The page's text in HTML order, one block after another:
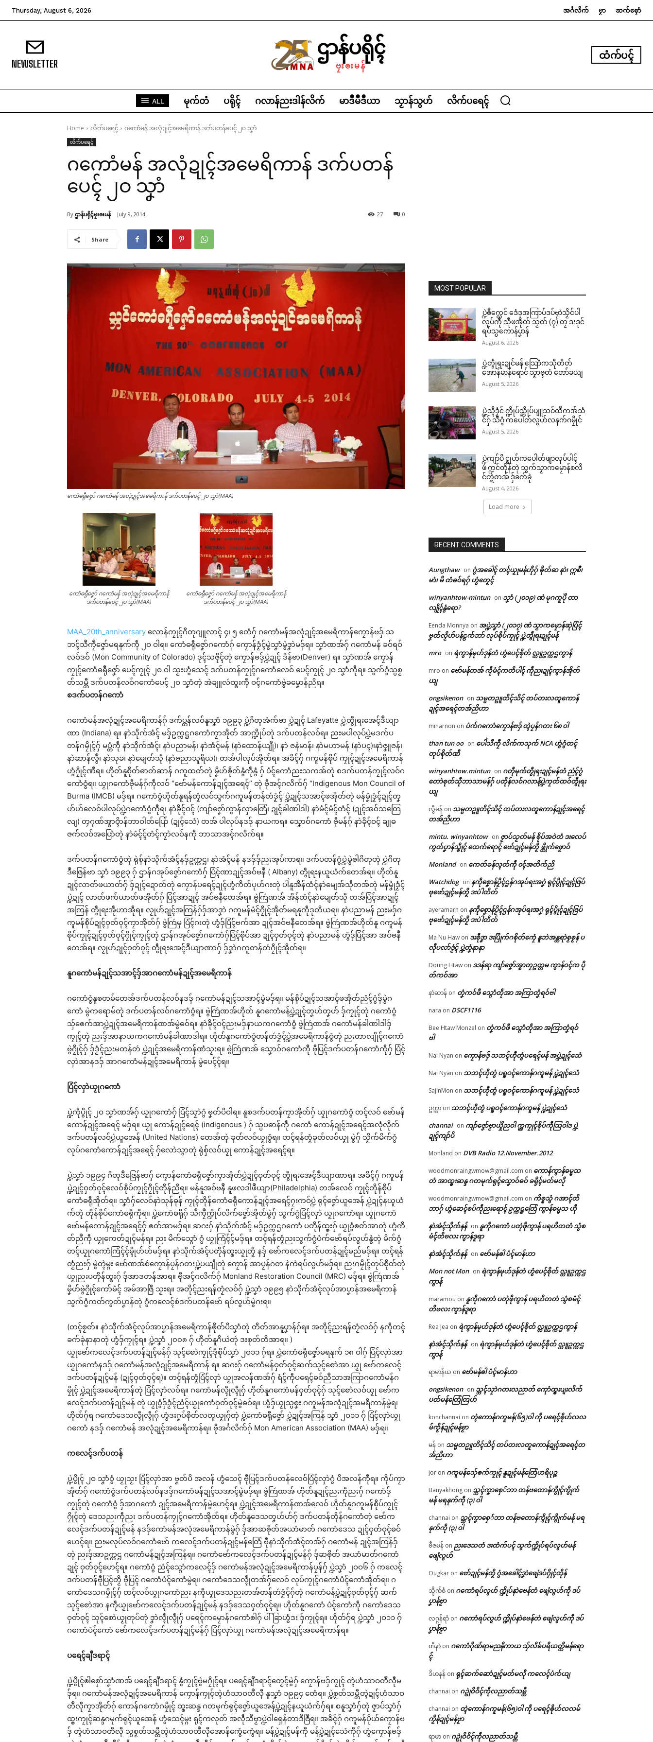
ဌာန်ပရိုၚ်ဗၠးၜးမန်
ရုဲစှ်
ပရိုၚ်လက္ကရဴအိုတ်
🏛 လညာတ်ပါ်ပဲါ
ညးဒါန်လိက်
ကေတ်အဆက်
© ဌာန်ပရိုၚ်ဗၠးၜးမန်
Related
မန်ပ္ဍဲ မန်မ္ၚး သ္ဒးဒှ်မွဲမှပ် မွဲ
ကသပ်ရောၚ်
In "လိက်ပရေၚ်"
တင်ရန်တၟအ် တ္ၚဲကောန်ဂ
ကူမန် လ္ပကဵုဗၠးတိတ်အာ
ဂကောံညးဗြဴမန် အလုံဍုၚ်
အမေရိကာန် ကၠောန်ဗဒှ်
Thursday, August 6, 2026 အၚ်္ဂလိက် ဗၟာ ဆက်စၠောံ
NEWSLETTER
ဌာန်ပရိုၚ်
ဗၠးၜးမန်
ထံက်ပၚ်
ALL မုက်တံ ပရိုၚ် ဂလာန်ညးဒါန်လိက် မာဒဳမဳဒဳယာ သၟာန်သွဟ် လိက်ပရေၚ်
Home လိက်ပရေၚ် ဂကောံမန် အလုံဍုၚ်အမေရိကာန် ဒက်ပတန်ပေၚ် ၂ဝ သၞာံ
လိက်ပရေၚ်
ဂကောံမန် အလုံဍုၚ်အမေရိကာန် ဒက်ပတန်
ပေၚ် ၂ဝ သၞာံ
By ဌာန်ပရိုၚ်ဗၠးၜးမန် July 9, 2014 0
27
Share
ကောံဓရီုဇၞော် ဂကောံမန် အလုံဍုၚ်အမေရိကာန် ဒက်ပတန်ပေၚ် ၂ဝ သၞာံ(MAA)
ကောံဓရီုဇၞော် ဂကောံမန် အလုံဍုၚ်အမေရိကာန်
ဒက်ပတန်ပေၚ် ၂ဝ သၞာံ(MAA)
ကောံဓရီုဇၞော် ဂကောံမန် အလုံဍုၚ်အမေရိကာန်
ဒက်ပတန်ပေၚ် ၂ဝ သၞာံ(MAA)
MAA_20th_anniversary လောန်ကၠုၚ်ဂိတုဂျူလာၚ် ၄၊ ၅ တေံဂှ် ဂကောံမန်အလုံဍုၚ်အမေရိကာန်ကၠောန်ဗဒှ် သ
ဘၚ်သဳကၠဳဇၞော်မရနုက်ကဵု ၂ဝ ဝါရ။ ကောံဓရီုဇၞော်ဂကောံဂှ် ကၠောန်ဒၟံၚ်မွဲသၞာံမွဲဒၞာဲမဒှ်ရ။ သၞာံဏအ်ဂှ် ဂကောံမန် ခဝ်ရဝ်
လဝ်ဒဝ် (Mon Community of Colorado) ဒုၚ်သဇိုၚ်တုဲ ကၠောန်ဗဒှ်ပ္ဍဲဍုၚ် ဒိန်ဗာ(Denver) ရ။ သၞာံဏအ် ကၠောန်
ကၠုၚ်ကောံဓရီုဇၞော် ပေၚ်ကၠုၚ် ၂ဝ ဝါ သၟးဟွံသေၚ် ဒက်ပတန်ကၠုၚ်ဂကောံလေဝ် ပေၚ်ကၠုၚ် ၂ဝ သၞာံကီုရ။ သွက်ဂွံသ္ပစၟ
တ်သမ္တီ ဒက်ပတန်လဝ်ဂကောံပေၚ် ၂ဝ သၞာံတုဲ အဲချူလဴထ္ၜးကဵု ဝၚ်ဂကောံဗွဲခမၞောန်ညိရ။
စဒက်ပတန်ဂကောံ
ဂကောံမန်အလုံဍုၚ်အမေရိကာန်ဂှ် ဒက်ပ္တန်လဝ်နူသၞာံ ၁၉၉၃ ပ္ဍဲဂိတုအံက်ဗာ ပ္ဍဲဍုၚ် Lafeyatte ပ္ဍဲတွဵုရးအေၚ်ဒဳယျာ
ဏာ (Indiana) ရ။ နာဲသိုက်အံၚ် မဒှ်ဥက္ကဋ္ဌဂကောံကၠာအိုတ် အာက္ဍိုပ်တုဲ ဒက်ပတန်လဝ်ရ။ ညးမပါလုပ်ပ္ဍဲမဒက်ပ
တန်ဂမၠိုၚ်ဂှ် မပ္တံကဵု နာဲသိုက်အံၚ်၊ နာဲပညာမန်၊ နာဲအံၚ်မန် (နာဲထောန်ယျဳု)၊ နာဲ ဇနဲမာန်၊ နာဲမဟာမန် (နာဲပၚ)၊နာဲဇၞူဇန်၊
နာဲဆာန်လွဳ၊ နာဲသုခ၊ နာဲမျေတ်သဵု (နာဲဗညာသူရိယ)၊ တအ်ပါလုပ်အိုတ်ရ။ အခိၚ်ဂှ် ဂကူမန်စိုပ် ကၠုၚ်ဍုၚ်အမေရိကာန်
ဟွံဂၠိုၚ်ဏီရ။ ဟိုတ်နူစိုတ်ဓာတ်ဆာန် ဂကူထတ်တုဲ မၞိဟ်ၜိုတ်နွံကဵုနွံ ဂှ် ပံၚ်ကောံညးသကအ်တုဲ စဒက်ပတန်ကၠုၚ်လဝ်ဂ
ကောံဝွံရ။ ယၟုဂကောံဗီုမန်ဂှ်ကဵုလဝ် “ဗော်မန်ကောန်ဍုၚ်အရေၚ်” တုဲ ဗီုအၚ်ဂလိက်ဂှ် “Indigenous Mon Council of
Burma (IMCB) မဒှ်ရ။ ဂကောံဝွံဟိုတ်နူရန်တၟံလဝ်သွက်ဂကူမန်တန်တဴဒၟံၚ် ပ္ဍဲဍုၚ်သအာၚ်ဖအိုတ်တုဲ မန်မၞုံဒၟံၚ်ဍုၚ်တၞ
ဟ်ဟ်လေဝ်ပါလုပ်ပ္ဍဲဂကောံဝွံကီုရ၊ နာဲခိုၚ်ဝၚ် (ကျာ်ဇၞော်ကွာန်လှာတြေံ၊ ဍုၚ်ခါဏါဒါ) နာဲမံၚ်မံၚ်တံၚ် (ဍုၚ်အဝ်သတြေ
လျ) တၠဂုဏ်အ္စာဝ္ၚိာန်ဘာဝါတ်ပြော် (ဍုၚ်သေံ) တအ် ပါလုပ်နဒဒှ် နာယကရ။ သၞောဝ်ဂကောံ ဗီုမန်ဂှ် နာဲခိုၚ်ဝၚ် ချုဓ
ဇက်လဝ်အပြောံတုဲ နာဲမံၚ်ၚ်တံၚ်ကၠာဲလဝ်နကဵု ဘာသာအၚ်ဂလိက်ရ။
ဒက်ပတန်ဂကောံဝွံတုဲ ရုဲစှ်နာဲသိုက်အံၚ်နဒှ်ဥက္ကဌ၊ နာဲအံၚ်မန် နဒဒှ်ဒှ်ညးအုပ်ကာရ။ ဒက်ပတန်ဂွံပ္ဍဲမွဲၜါဂိတုတုဲ ပ္ဍဲဂိတု
ဒဳဇြေန်ဗာ သၞာံ ၁၉၉၃ ဂှ် ဌာန်ဂအုပ်ဇၞော်ဂကောံဂှ် ပြံၚ်ဏာဍုၚ်အဝ်ဗနဳ ( Albany) တွဵုရးနယူယံက်တေအ်ရ။ ဟိုတ်နူ
ဍုၚ်လာတ်ဖယာတ်ဂှ် ဒှ်ဍုၚ်ဍောတ်တုဲ ကၠောန်ပရေၚ်ဍုၚ်ဟွံကိတ်ပုဟ်ဂးတုဲ ပါဲနူအိန်ထံၚ်နာဲမျေအ်သဵုတအ်တုဲ မန်မၞုံဒၟံၚ်
ပ္ဍဲဍုၚ် လာတ်ဖက်ယာတ်ဖအိုတ်ဂှ် ပြံၚ်အာဍုၚ် အဝ်ဗနဳတေအ်ရ။ ဗွဲကြဴဏအ် အိန်ထံၚ်နာဲမျေတ်သဵု တအ်ပြံၚ်အာဍုၚ်
အကြန် တွဵုရးအဵုဟာအဵုရ။ လၟုဟ်ဍုၚ်အကြန်ဂှ်ဒှ်အာဒၞာဲ ဂကူမန်မံၚ်ဂၠိုၚ်အိုတ်မရနုကဵုဒုတိယရ။ နာဲပညာမန် ညးမဒှ်ဂ
ကူမန်စိုပ်ဍုၚ်ဝှတ်ဝုၚ်ကၠာအိုတ်ဂှ် ဗွဲကြဴမှ ပြံၚ်ဂးတုဲ ဟွံဒှ်ပြံၚ်ဗက်အာ ဍုၚ်အဝ်ဗနဳတေအ်ရ။ ဗွဲကြဴဏအ်ဟိုတ်နူ ဂကူမန်
စိုပ်ကၠုၚ်ဍုၚ်ဝှတ်ဝုၚ်ဂၠိုၚ်ကၠုၚ်တုဲ ဌာန်ဂအုပ်ဇၞော်ဂကောံဂှ်ပြံၚ်စိုပ်အာ ဍုၚ်ဝှတ်ဝုၚ်တုဲ နာဲပညာမန် ဟွံဒှ်ပြံၚ်အာ အဝ်ဗနဳ
တေအ်ရ။ လၟုဟ်ဍုၚ်ဝှတ်ဝုၚ် တွဵုရးအေၚ်ဒဳယျာဏာဂှ် ဒှ်ဒၞာဲဂကူတန်တဴဂၠိုၚ်အိုတ်ရ။
နူဂကောံမန်ဍုၚ်သအာၚ်ဒှ်အာဂကောံမန်ဍုၚ်အမေရိကာန်
ဂကောံဝွံနူစတမ်တေအ်ဒက်ပတန်လဝ်နဒဒှ် ဂကောံမန်ဍုၚ်သအာၚ်မွဲမဒှ်ရ။ မန်စိုပ်ဍုၚ်သအာၚ်ဖအိုတ်ညံၚ်ဂွံဒှ်မွဲဂ
ကောံ မွဲကရောမ်တုဲ ဒက်ပတန်လဝ်ဂကောံဝွံရ။ ဗွဲကြဴဏအ်ဟိုတ် နူဂကောံမန်ပ္ဍဲဍုၚ်တၞဟ်တၞဟ် ဒှ်ကၠုၚ်တုဲ ဂကောံဝွံ
သှ်ၜေက်အာပ္ဍဲဍုၚ်အမေရိကာန်ဏအ်မွဲဓဝ်ရ။ နာဲခိုၚ်ဝၚ်ညးမဒှ်နာယကဂကောံဝွံ ဗွဲကြဴဏအ် ဂကောံမန်ခါဏါဒါဒှ်
ကၠုၚ်တုဲ ညးဒှ်အာနာယကဂကောံမန်ခါဏာဒါရ။ ဟိုတ်နူဂကောံဝွံတန်တဴဒၟံၚ်ပ္ဍဲအမေရိကာန်ဝွံတုဲ ညးတာလျိုၚ်ဂကောံ
ဗွဲဂၠိုၚ်ဂှ် ဒှ်ဒၟံၚ်ညးမတန်တဴ ပ္ဍဲဍုၚ်အမေရိကာန်ဏံသၟးရ။ ဗွဲကြဴဏအ် သၞောဝ်ဂကောံကီု ဗီုပြၚ်ဒက်ပတန်ဂကောံကီုဂှ် ပြံၚ်
လှာဲအာနဒဒှ် အာဂကောံမန်ဍုၚ်အမေရိကာန် မွဲပေၚ်ၚ်ရ။
ပြံၚ်လှာဲယၟုဂကောံ
ပ္ဍဲကဵုပွိုၚ် ၂ဝ သၞာံဏအ်ဂှ် ယၟုဂကောံဂှ် ပြံၚ်သၠာဲဂွံ ဗၞတ်ပိဝါရ။ နူစဒက်ပတန်ကၠာအိုတ်ဂှ် ယၟုဂကောံဝွံ တၚ်လဝ် ဗော်မန်
ကောန်ဍုၚ်အရေၚ် မဒှ်ရ။ ယၟု ကောန်ဍုၚ်ရေၚ် (indigenous ) ဂှ် သ္ပပဓာန်ကဵု ဂကောံ ကောန်ဍုၚ်အရေၚ်အလုံလိုက်
ဒက်ပတန်လဝ်ပ္ဍဲယူအေန် (United Nations) တေအ်တုဲ ခုတ်လဝ်ယၟုဝွံရ။ တၚ်ရန်တၟံခုတ်လဝ်ယၟု မွဲဂှ် သၟိက်မိက်ဂွံ
လုပ်ဂကောံကောန်ဍုၚ်အရေၚ် ဂှ်လောဲသွာတုဲ ရုဲစှ်လဝ်ယၟု ကောန်ဍုၚ်အရေၚ်ရ။
ပ္ဍဲသၞာံ ၁၉၉၄ ဂိတုဒဳဇြေန်ဗာဂှ် ကၠောန်ကောံဓရီုဇၞော်ကၠာအိုတ်ပ္ဍဲဍုၚ်ဝှတ်ဝုၚ် တွဵုရးအေၚ်ဒဳယျာဏာရ။ အခိၚ်ဂှ် ဂကူမန်
ပ္ဍဲဍုၚ်ဝှတ်ဝုၚ်လေဝ်စိုပ်ကၠုၚ်ဂၠိုၚ်တိုန်ညိရ။ မန်နူအဝ်ဗနဳ နူဖလဒါဖဳယျာ(Philadelphia) တအ်လေဝ် ကၠုၚ်တိုန်စိုပ်
ကောံဓရီုအိုတ်ရ။ သၞာံဂှ်လေဝ်နာဲသုန်ဓုန် ကၠုၚ်တိုန်ကောံဓရီုကောန်ဍုၚ်အရေၚ်ဂၠးကဝ်ပ္ဍဲ ရုၚ်ဇၞော်ယူအေန် ပ္ဍဲဍုၚ်နယူယံ
က်တုဲ တိုန်စိုပ်ကောံဓရီုကီုရ။ ပ္ဍဲကောံဓရီုဂှ် သဳကၠဳက္ဍိုပ်လိက်ဇၞော်အိုတ်မွဲဂှ် သွက်ဂွံပြံၚ်လှာဲ ယၟုဂကောံရ။ ယၟုဂကောံ
ဗော်မန်ကောန်ဍုၚ်အရေၚ်ဂှ် ၜတ်အာမဒှ်ရ။ ဆဂးဂှ် နာဲသိုက်အံၚ် မဒှ်ဥက္ကဌဂကောံ ပတိုန်ထ္ၜးဂှ် ယၟုဝွံၜတ်အာတုဲ ဟွံကိ
တ်ညဳကဵု ယၟုကေတ်ဍုၚ်မန်ရ။ ညး မိက်သ္ဂောံ ဂွံ ယၟုကြံၚ်ၚ်မဒှ်ရ။ တၚ်ရန်တၟံညးသွက်ဂွံပံက်ဗော်ရပ်လွဟ်နွံတုဲ မိက်ဂွံ
တၚ်ယၟုဂကောံကြံၚ်ၚ်မ္ၚိုဟ်ဟ်မဒှ်ရ။ နာဲသိုက်အံၚ်ပတိုန်ထ္ၜးယၟုတၟိ နဒှ် ဗော်ကလေၚ်ဒက်ပတန်ဍုၚ်မည်မဒှ်ရ။ တၚ်ရန်
တၟံညးဂှ် မွဲတ္ၚဲမ္ဂး ဗော်ဏအ်စဴကၠောန်ပၠန်ဂတးပ္ဍဲပယျဵုတုဲ ကၠောန် အာပၠန်ဂတ နဲကဲရပ်လွဟ်မဒှ်ရ။ ညးဂမၠိုၚ်တုပ်စိုတ်တုဲ
ယၟုညးပတိုန်ထ္ၜးဂှ် ဒှ်အာဒတန်အာရ။ ဗီုအၚ်ဂလိက်ဂှ် Monland Restoration Council (MRC) မဒှ်ရ။ ဗွဲကြဴဏအ်
မၞိဟ်ဗွဲဂၠိုၚ်ကော်မံၚ် အမ်အာဇြီ သၟးရ။ အတိုၚ်ညးရန်တၟံလဝ်ဂှ် ပ္ဍဲသၞာံ ၁၉၉၅ နာဲသိုက်အံၚ်လုပ်အာပၞာန်အမေရိကာန်
သွက်ဂွံကတ်ကွတ်ပၞာန်တုဲ ဂွံကလေၚ်စဴဒက်ပတန်ဗော် ရပ်လွဟ်မွဲဂးရ။
(တၚ်စၟတ်။ နာဲသိုက်အံၚ်လုပ်အာပၞာန်အမေရိကာန်ၜိုတ်ပိသၞာံတုဲ တိတ်အာနူပၞာန်ဂှ်ရ။ အတိုၚ်ညးရန်တၟံလဝ်ဂှ် နကဵုတၚ်
ခက်ခုဲနာနာတုဲ ဟွံဒှ်ကၠုၚ်ရ။ ပ္ဍဲသၞာံ ၂၀၀၈ ဂှ် ဟိုတ်နူဂိယဲတုဲ ဒးစုတ်တိအာရ။ )
ယၟုဗော်ကလေၚ်ဒက်ပတန်ဍုၚ်မန်ဂှ် သုၚ်စောဲကၠုၚ်ဒဵုစိုပ်သၞာံ ၂ဝ၁၁ ဂှ်ရ။ ပ္ဍဲကောံဓရီုဇၞော်မရနုက် ၁၈ ဝါဂှ် ပြံၚ်လှာဲအာ
ယၟုဂကောံနဒဒှ် ဂကောံမန်အလုံဍုၚ်အမေရိကာန် ရ။ ဆဂးဂှ် ဂကောံမန်ဝှတ်ဝုၚ်ဆက်သုၚ်စောဲအာ ယၟု ဗော်ကလေၚ်
ဒက်ပတန်ဍုၚ်မန် (ဍုၚ်ဝှတ်ဝုၚ်ရ)။ တၚ်ရန်တၟံပြံၚ်လှာဲ ယၟုအလန်ဏအ်ဂှ် ရံၚ်ကဵုပရေၚ်ဓဝ်ညဳသာအကြာဂကောံမန်ဂ
မၠိုၚ် ပ္ဍဲဍုၚ်အမေရိကာန်တုဲ ပြံၚ်လှာဲလဝ်ရ။ ဂကောံမန်လ္ၚဵုလ္ၚဵုဂှ် ဟိုတ်နူဂကောံမန်ဝှတ်ဝုၚ်ဂှ် သုၚ်စောဲလဝ်ယၟု ဗော်က
လေၚ်ဒက်ပတန်ဍုၚ်မန် တုဲ ယၟုဝွံဒှ်ဒၟံၚ်ညံၚ်ယၟုကောံဝှတ်ဝုၚ်မွဲဓဝ်ရ။ ဟွံဒှ်ယၟုသ္ပစၞး ဂကူမန်အလုံဍုၚ်အမရိကာန်မွဲရ၊
ဟိုတ်ဂှ်ရ ဂကောံဒေသလ္ၚဵုလ္ၚဵုဂှ် ဟွံဒးဂၞပ်စိုတ်လတူယၟုဂှ်တုဲ ပ္ဍဲကောံဓရီုဇၞော် ပ္ဍဲဍုၚ်အကြန် သၞာံ ၂ဝ၁၁ ဂှ် ပြံၚ်လှာဲယၟု
ဂကောံ နဒဒှ် ဂကောံမန် အလုံဍုၚ်အမေရိကာန်ရ။ ဗီုအၚ်္ဂလိက်ဂှ် Mon American Association (MAA) မဒှ်ရ။
ကလေၚ်ဒက်ပတန်
ပ္ဍဲပွိုၚ် ၂ဝ သၞာံဝွံ ယၟုသၟး ပြံၚ်လှာဲအာ ဗၞတ်ပိ အလန် ဟွံသေၚ် ဗီုပြၚ်ဒက်ပတန်လေဝ်ပြံၚ်လှာဲဂွံ ပိအလန်ကီုရ။ ကိုပ်ကၠာ
အိုတ်ဂှ် ဂကောံဝွံဒက်ပတန်လဝ်နဒဒှ်ဂကောံမန်ဍုၚ်သအာၚ်မွဲမဒှ်ရ။ ဗွဲကြဴဏအ် ဟိုတ်နူဍုၚ်ညးကဵုညးဂှ် ဂကောံဒှ်
ကၠုၚ်တုဲ ဂကောံဝွံ ဒှ်အာဂကောံ ဍုၚ်အမေရိကာန်မွဲဟေၚ်ရ။ ပ္ဍဲဍုၚ်အမေရိကာန်ဏအ်လေဝ် ဟိုတ်နူဂကူမန်စိုပ်ကၠုၚ်
ဂၠိုၚ်တုဲ ဒေသညးကဵုညး ဒက်ပတန်ကၠုၚ်ဂကောံအိုတ်ရ။ ဟိုတ်နူဒေသတၞဟ်ဟ်ဂှ် ဒက်ပတန်တိုန်ဂကောံတုဲ ဗော်က
လေၚ်ဒက်ပတန်ဍုၚ်မန် နဒဒှ်ကောံမန်အလုံအမေရိကာန်မွဲဂှ် ဒှ်အာဆၜိုတ်အယာံမာတ် ဂကောံဒေသ ဍုၚ်ဝှတ်ဝုၚ်ဓဝ်
ဟေၚ်ရ။ ညးမလုပ်လဝ်ဂကောံဗော် ကလေၚ်ဒက်ပတန်ဍုၚ်မန်တြေံ ဗီုနာဲသိုက်အံၚ်တအ်ဂှ် ဂကောံမန် ဍုၚ်အကြန်ဒှ်
တုဲ ညးဒှ်အာဥက္ကဌ ဂကောံမန်ဍုၚ်အကြန်ရ။ ဂကောံဗော်ကလေၚ်ဒက်ပတန်ဍုၚ်မန်ဂှ် ဒှ်ဆၜိုတ် အယာံမာတ်ဂကောံ
ဍုၚ် ဝှတ်ဝုၚ်ဟေၚ်ရ။ ဂကောံဝွံ ညံၚ်သ္ဂောံကလေၚ်ဒှ် ဂကောံမန်အလုံဍုၚ်အမေရိကာန်ပၠန်ဂှ် ပ္ဍဲသၞာံ ၂ဝဝ၆ ဂှ် ကလေၚ်
ဒက်ပတန်ဗီုပြၚ်တၟိ ဗီုပြၚ် ဂကောံပံၚ်ကောံမွဲရ။ ဂကောံဒေသလ္ၚဵုတအ်ဂှ်လေဝ် လုပ်ကၠုၚ်ဂကောံပံၚ်ကောံအိုတ်ရ။ ဂ
ကောံဒေသဂမၠိုၚ်ဂှ် တၚ်လဝ်ယၟုဂကောံညး နကဵုယၟုဒေသညးတအ်တန်တဴဒၟံၚ်ဂှ်တုဲ ဂကောံမန်ပ္ဍဲဍုၚ်ဝှတ်ဝုၚ်ဂှ် ဆက်
သုၚ်စောဲအာ နကဵုယၟုဗော်ကလေၚ်ဒက်ပတန်ဍုၚ်မန် နဒဒှ်ဒေသဝှတ်ဝုၚ်ရ။ ဟိုတ်နူဂကောံ ပံၚ်ကောံကဵု ဂကောံဒေသ
ဝှတ်ဝုၚ် သုၚ်စောဲယၟုတုပ်တုဲ ဒၞာဲလ္ၚဵုလ္ၚဵုဂှ် ပရေၚ်ကမၠောန်ဂကောံၜါဂှ် ပါ်ခြာဟွံဒး ဒှ်ကၠုၚ်ရ။ ဟိုတ်ဂှ်ရ ပ္ဍဲသၞာံ ၂ဝ၁၁ ဂှ်
ဂကောံပံၚ်ကောံ ဗော်ကလေၚ်ဒက်ပတန်ဍုၚ်မန်ဂှ် ပြံၚ်လှာဲယၟု ဂကောံမန်အလုံဍုၚ်အမေရိကာန်ရ။
ပရေၚ်ချဳဒရာၚ်
ပ္ဍဲပွိုၚ်ၜါစှော်သၞာံဏအ် ပရေၚ်ချဳဒရာၚ် နွံကၠုၚ်ဗွဲမဂၠိုၚ်ရ။ ပရေၚ်ချဳဒရာၚ်တၟေၚ်မွဲဂှ် ကၠောန်ဗဒှ်ကၠုၚ် တ္ၚဲဟံသာဝတဳလီုမ
ဒှ်ရ။ ဂကောံမန်အလုံဍုၚ်အမေရိကာန် ကၠောန်ကၠုၚ်တ္ၚဲဟံသာဝတဳလီု နူသၞာံ ၁၉၉၄ တေံရ။ ပ္ဍဲစၟတ်သမ္တီတ္ၚဲဍုၚ်ဟံသာဝ
တဳလီုကၠာအိုတ်ဂှ် ကောန်ဂကောံဂမၠိုၚ် ထ္ၜးဆန္ဒ ဂတမုက်ရုၚ်ဇၞော်ယူအေန်ပ္ဍဲဍုၚ်နယူယံက်ဂှ်ရ။ စနူသၞာံဂှ်တုဲ ဇၟာပ်သၞာံဂှ်
ထ္ၜးကၠုၚ်ဆန္ဒဂမုက်ရုၚ်ယူအေန် ဟွံသေၚ်မ္ဂး ရုၚ်ကလုတ် အလဵုသဳဗၟာပ္ဍဲဝါရှေန်တာဒဳဇြဳရ။ အခိၚ်ဂှ် ဂကူမန်ပိုယ်ကၠောန်ဗ
ဒှ် တ္ၚဲဟံသာဝတီလီု သ္ပစၟတ်သမ္တီတ္ၚဲဟံသာဝတဳလီုအောန်ကွေံကွေံရ။ မန်ပ္ဍဲဍုၚ်မန်ကီု မန်ပ္ဍဲဍုၚ်သေံကီုဂှ် ဟွံကၠောန်ဗဒှ်
MOST POPULAR
ပ္ဍဲၜဳက္လေင် ဒေံဒုအကြာပ်ဒပ်ဗၠာဲသၟိင်ပါ
လုပ်ကီု သီုဖအိုတ် သၟတ် (၇) တၠ ဒးဒုင်
ရပ်သ္ပကောန်ပၞာန်
August 6, 2026
ပ္ဍဲတွဵုရးဍုင်မန် သြောံကသီုတိတ်
အောန်မာန်ရောင် သၟာဗ္ၚတံ တော်ခယျ
August 5, 2026
ပ္ဍဲသ္ၚိဒၟံင် က္ဍိုပ်သ္ကိုပ်ပျူသဝ်ထဳကအ်သံ
င်ဂှ် သီဂွံ ကပေါတ်လွဟ်လနက်ဂမၠိုင်
August 5, 2026
ပ္ဍဲကျာ်ပိ င္ရုဟ်ကပေါတ်ဖျာလုပ်ပါၚ်
ဖဴ က္ဍင်တိုန်တုဲ သွက်သၟာကမၠောန်စလိ
င်တ္ရဲတအ် ဒှ်ခက်ခုဲ
August 4, 2026
Load more
RECENT COMMENTS
Aungthaw on ဂွံအခေါၚ် တၚ်ယၟုမန်ဟီုဂှ် ၜိုတ်ဆ နာဲ၊ ဣစဳ၊
မာံ၊ မိ တံဓဝ်ရဂှ် ဟွံတၟေၚ်
winyanhtow-mintun on သၞာံ (၂၀၁၉) ဏံ မုဂကူပိုဲ တာ
လျိုၚ်နွံရော?
Eenda Monnya on အပ္ဍဲသၞာံ (၂၀၁၇) ဏံ သၟာကမၠောန်ဆုဲပြံၚ်
ဗၞတ်လၟိဟ်ပန်ဠက်ဘာ် လုပ်စိုပ်ကၠုၚ် ပ္ဍဲတွဵုရးဍုၚ်မန်
mro on ရဲကွာန်မုဟ်ဒုန်တံ ဟွံပေၚ်စိုတ် လ္တူဥက္ကဌကွာန်
mro on ဗော်မန်တအ် ကဵုမံၚ်ကတိပါၚ် ကဵုညးဍုၚ်ကွာန်အိုတ်
ယျ
ongsikenon on သမ္မတဥူတိၚ်သိၚ် တပ်တးလတူကောန်
ဍုၚ်အရေၚ်တအ်ညိဟာ
minarnon on ပံက်ဂကောံကၠောန်ဗဒှ် တ္ၚဲပၠန်ဂတး ၆၈ ဝါ
than tun oo on ပေါဲသဳကၠဳ လိက်ကသုက် NCA ဟွံဂွံတၚ်
တုပ်စိုတ်ဏီ
winyanhtow.mintun on ဂတဵုမုက်တွဵုရးဍုၚ်မန်တံ ညံၚ်ဂွံ
တောဲစုတ်သီုဘာသာမန်ဂှ် ပတိုန်လဝ်ဂလာန်ပ္ဍဲကၠတ်ထဝ်တွဵုရး
ယျ
လွီမန် on သမ္မတဥူတိၚ်သိၚ် တပ်တးလတူကောန်ဍုၚ်အရေၚ်
တအ်ညိဟာ
mintu. winyanhtow on ဇၟာပ်သၟတ်မန် စိုပ်အဝဲတံ ဒးလေပ်
ကွတ်ပၞာန်သ္ဇိုၚ် ထေက်ရောၚ် ဗော်ဍုၚ်မန်တၟိ ဖ္တိုက်ဖၟောဝ်
Monland on ကေတ်ခန်လ္ၚတ်ကဵု ၀ၚ်အတိက်ညိ
Watchdog on နကဵုစၞောန်ပၟိၚ်ဌန်ဂအုပ်ရးအဂၞဲ ရုၚ်ပွိုၚ်ဍုၚ်ဇြပ်
ဗုဗော်ဍုၚ်မန်တၟိ ဒးပဲါတိတ်
ayeramarn on နကဵုစၞောန်ပၟိၚ်ဌန်ဂအုပ်ရးအဂၞဲ ရုၚ်ပွိုၚ်ဍုၚ်ဇြပ်
ဗုဗော်ဍုၚ်မန်တၟိ ဒးပဲါတိတ်
Ma Nu Haw on ဒးစဵုဒၞာ ဒးပြိုက်ဂစိုတ်ကၠေံ နူဘဲအန္တရာဲစၟစၟန် ပ
လီုပလာ်ဒၟံၚ် ပ္ဍဲတၞံနာနာ
Doung Htaw on ဒဒန်ဆု ကျာ်ဇၞော်အ္စာတၠဥတ္တမ ကွာန်ဝၚ်က ပို
တ်ကဝ်အာ
နာဲဆာန် on တၞံကဝ်ဖီ သ္ဂောံတဵုအာ အကြာတၞံရဝ်ဗါ
nara on DSCF1116
Bee Htaw Monzel on တၞံကဝ်ဖီ သ္ဂောံတဵုအာ အကြာတၞံရဝ်
ဗါ
Nai Nyan on ကၠောန်ဗဒှ် သဘၚ်ဟီုတွံပရေၚ်မန် အပ္ဍဲဍုၚ်သေံ
Nai Nyan on သဘၚ်ဟီုတွံ ပရူဝၚ်ကောန်ဂကူမန် ပ္ဍဲဍုၚ်သေံ
SajinMon on သဘၚ်ဟီုတွံ ပရူဝၚ်ကောန်ဂကူမန် ပ္ဍဲဍုၚ်သေံ
ဥက္ကာ on သဘၚ်ဟီုတွံ ပရူဝၚ်ကောန်ဂကူမန် ပ္ဍဲဍုၚ်သေံ
channai on ကျာ်ဇၞော်ဗၟာယှိုဲညဝါ က္ညကၠုၚ်စိုပ်ကဵုသြဝါဒ ပ္ဍဲ
ဍုၚ်ကျာ်ပိ
Monland on DVB Radio 12.November.2012
woodmonraingwmow@gmail.com on ကောန်ကွာန်ဓမ္မသ
တံ အာထ္ၜးဆန္ဒ ဂတမုက်ရုၚ်သၞောဝ်ဓဝ် ခရိုၚ်မတ်မလီု
woodmonraingwmow@gmail.com on ကိစ္စသွံ ဂအာၚ်တိ
ဘာဂှ် ဟွံဆေၚ်စပ်ကဵုညးရောၚ် ဥက္ကဋ္ဌတြေံ ကွာန်ဓမ္မသ ဟီု
နာဲအံၚ်သိုက်နန် on နူကဵုဂကောံ ပတုဲဖဵုကွာန် ပရဟိတတံ သွံစ
မံၚ်တိဗလး ကွာန်ဒူရာ
နာဲအံၚ်သိုက်နန် on ဗော်မန်ၜါ ပံၚ်မာန်ဟာ
Mon not Mon on ရဲကွာန်မုဟ်ဒုန်တံ ဟွံပေၚ်စိုတ် လ္တူဥက္ကဌ
ကွာန်
maramou on နူကဵုဂကောံ ပတုဲဖဵုကွာန် ပရဟိတတံ သွံစမံၚ်
တိဗလး ကွာန်ဒူရာ
Rea Jea on ရဲကွာန်မုဟ်ဒုန်တံ ဟွံပေၚ်စိုတ် လ္တူဥက္ကဌကွာန်
နာဲအံၚ်သိုက်နန် on ရဲကွာန်မုဟ်ဒုန်တံ ဟွံပေၚ်စိုတ် လ္တူဥက္ကဌ
ကွာန်
ရာမာန်ယ on ဗော်မန်ၜါ ပံၚ်မာန်ဟာ
ongsikenon on သ္ဘၚ်သၠာဲဂတးလညာတ် ကေုာံထ္ၜးပျးလိက်
ပတ်မန်တြေံတြဟ်
konchannai on တ္ၚဲကောန်ဂကူမန်(၆၅)ဝါ ကဵု ပရေၚ်ၜိုဟ်လလ
မ်ကၟိန်ဍုၚ်မန်ဗၟာ
မန် on သမ္မတဥူတိၚ်သိၚ် တပ်တးလတူကောန်ဍုၚ်အရေၚ်တ
အ်ညိဟာ
jor on ဂကူမန်​သှ်ေၜက်ကၠုၚ် နူဍုၚ်မန်တြေံဟရိပုဉ္ဇ
Banyakhong on သ္ဘၚ်ကၞာစှေ်ဘာ တန်ဗတောန်ကွိုၚ်ကွိုက်
မန် မရနုက်ကဵု (၃) ဝါ
channai on သ္ဘၚ်ကၞာစှေ်ဘာ တန်ဗတောန်ကွိုၚ်ကွိုက်မန် မရ
နုက်ကဵု (၃) ဝါ
ဗီဇမန် on ညးဒေသတံ ဒးထံက်ပၚ် သွက်က္ဍိုပ်ရပ်လွဟ်မန်
ဖျေံလွဟ်
Ougkar on ဗော်ဍုၚ်မန်တၟိ ဂွံအခေါၚ်ဒၞာဲဖျေံဒပ်ဂၠိုၚ်တိုန်
သိုက်ဇံ on ဂကောံရပ်လွဟ် က္ဍိုပ်နာဲဗေန်တံ ဖျေံလွဟ်ကဵု ဒပ်
ပၞာန်ဗၟာ
လဂ္ဂန်ရာံ on ဂကောံရပ်လွဟ် က္ဍိုပ်နာဲဗေန်တံ ဖျေံလွဟ်ကဵု ဒပ်
ပၞာန်ဗၟာ
တီနာဲ on ဂကောံဂိုဏ်ရာမညနိကာယ သှ်လိခ်ပရိယတ္တိမန်ရော
ၚ်
ဒိဟနန် on ရုၚ်ဆက်ဆောံဍုၚ်မတ်မလီု ကလေၚ်ပံက်ယျ
channai on ဂဥုဲဝိဝိၚ်ကဵုလညာတ်သမ္တီ
channai on တ္ၚဲကောန်ဂကူမန်(၆၅)ဝါ ကဵု ပရေၚ်ၜိုဟ်လလမ်
ကၟိန်ဍုၚ်မန်ဗၟာ
ရာမာ on ဂဥုဲဝိဝိၚ်ကဵုလညာတ်သမ္တီ